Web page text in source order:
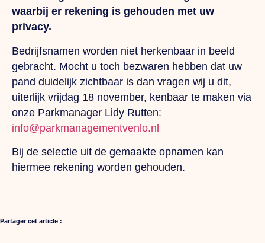
waarbij er rekening is gehouden met uw
privacy.
Bedrijfsnamen worden niet herkenbaar in beeld
gebracht. Mocht u toch bezwaren hebben dat uw
pand duidelijk zichtbaar is dan vragen wij u dit,
uiterlijk vrijdag 18 november, kenbaar te maken via
onze Parkmanager Lidy Rutten:
info@parkmanagementvenlo.nl
Bij de selectie uit de gemaakte opnamen kan
hiermee rekening worden gehouden.
Partager cet article :